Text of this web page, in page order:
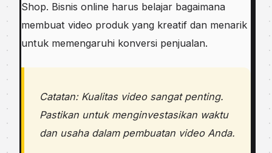
Shop. Bisnis online harus belajar bagaimana
membuat video produk yang kreatif dan menarik
untuk memengaruhi konversi penjualan.
Catatan: Kualitas video sangat penting.
Pastikan untuk menginvestasikan waktu
dan usaha dalam pembuatan video Anda.